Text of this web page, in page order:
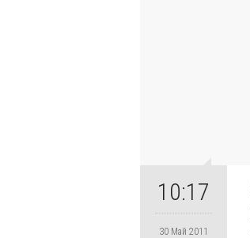
10:17
30 Май 2011